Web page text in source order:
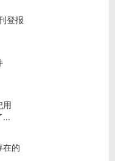
登报
用
...
在的